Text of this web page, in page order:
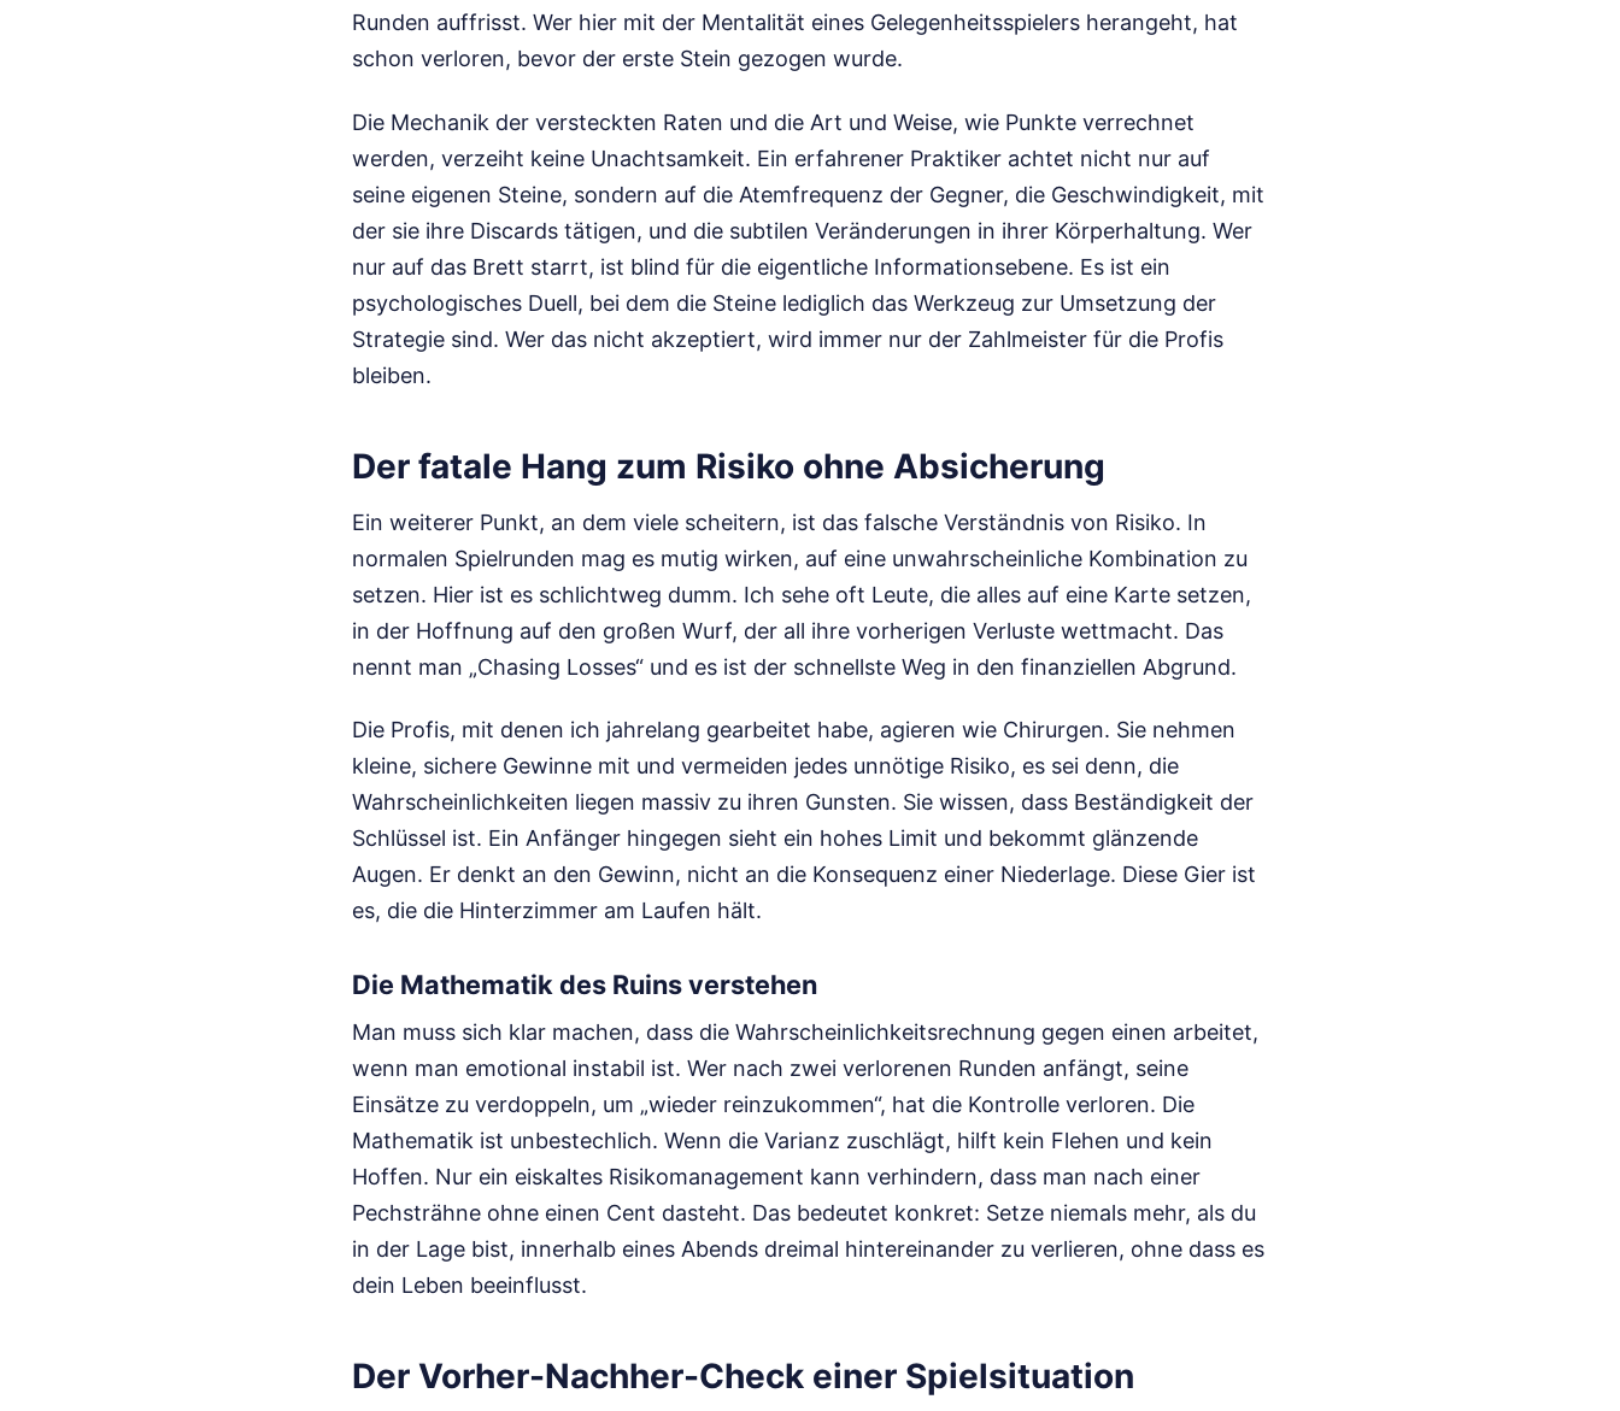
Runden auffrisst. Wer hier mit der Mentalität eines Gelegenheitsspielers herangeht, hat
schon verloren, bevor der erste Stein gezogen wurde.
Die Mechanik der versteckten Raten und die Art und Weise, wie Punkte verrechnet
werden, verzeiht keine Unachtsamkeit. Ein erfahrener Praktiker achtet nicht nur auf
seine eigenen Steine, sondern auf die Atemfrequenz der Gegner, die Geschwindigkeit, mit
der sie ihre Discards tätigen, und die subtilen Veränderungen in ihrer Körperhaltung. Wer
nur auf das Brett starrt, ist blind für die eigentliche Informationsebene. Es ist ein
psychologisches Duell, bei dem die Steine lediglich das Werkzeug zur Umsetzung der
Strategie sind. Wer das nicht akzeptiert, wird immer nur der Zahlmeister für die Profis
bleiben.
Der fatale Hang zum Risiko ohne Absicherung
Ein weiterer Punkt, an dem viele scheitern, ist das falsche Verständnis von Risiko. In
normalen Spielrunden mag es mutig wirken, auf eine unwahrscheinliche Kombination zu
setzen. Hier ist es schlichtweg dumm. Ich sehe oft Leute, die alles auf eine Karte setzen,
in der Hoffnung auf den großen Wurf, der all ihre vorherigen Verluste wettmacht. Das
nennt man „Chasing Losses“ und es ist der schnellste Weg in den finanziellen Abgrund.
Die Profis, mit denen ich jahrelang gearbeitet habe, agieren wie Chirurgen. Sie nehmen
kleine, sichere Gewinne mit und vermeiden jedes unnötige Risiko, es sei denn, die
Wahrscheinlichkeiten liegen massiv zu ihren Gunsten. Sie wissen, dass Beständigkeit der
Schlüssel ist. Ein Anfänger hingegen sieht ein hohes Limit und bekommt glänzende
Augen. Er denkt an den Gewinn, nicht an die Konsequenz einer Niederlage. Diese Gier ist
es, die die Hinterzimmer am Laufen hält.
Die Mathematik des Ruins verstehen
Man muss sich klar machen, dass die Wahrscheinlichkeitsrechnung gegen einen arbeitet,
wenn man emotional instabil ist. Wer nach zwei verlorenen Runden anfängt, seine
Einsätze zu verdoppeln, um „wieder reinzukommen“, hat die Kontrolle verloren. Die
Mathematik ist unbestechlich. Wenn die Varianz zuschlägt, hilft kein Flehen und kein
Hoffen. Nur ein eiskaltes Risikomanagement kann verhindern, dass man nach einer
Pechsträhne ohne einen Cent dasteht. Das bedeutet konkret: Setze niemals mehr, als du
in der Lage bist, innerhalb eines Abends dreimal hintereinander zu verlieren, ohne dass es
dein Leben beeinflusst.
Der Vorher-Nachher-Check einer Spielsituation